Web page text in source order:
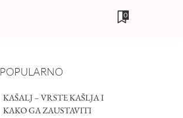
0
POPULARNO
KAŠALJ – VRSTE KAŠLJA I
KAKO GA ZAUSTAVITI